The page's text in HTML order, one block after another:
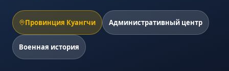
Провинция Куангчи Административный центр
Военная история